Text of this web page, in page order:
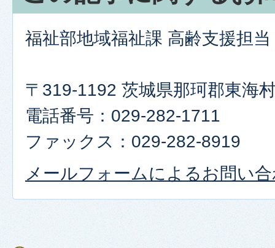
福祉部地域福祉課 高齢支援担当
〒319-1192 茨城県那珂郡東海
電話番号：029-282-1711
ファックス：029-282-8919
メールフォームによるお問い